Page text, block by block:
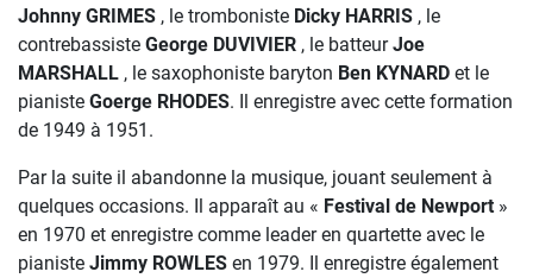
Johnny GRIMES , le tromboniste Dicky HARRIS , le
contrebassiste George DUVIVIER , le batteurJoe
MARSHALL , le saxophoniste baryton Ben KYNARD et le
pianiste Goerge RHODES. Il enregistre avec cette formation
de 1949 à 1951.
Par la suite il abandonne la musique, jouant seulement à
quelques occasions. Il apparaît au « Festival de Newport »
en 1970 et enregistre comme leader en quartette avec le
pianiste Jimmy ROWLES en 1979. Il enregistre également